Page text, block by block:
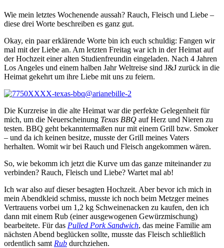
Wie mein letztes Wochenende aussah? Rauch, Fleisch und Liebe –
diese drei Worte beschreiben es ganz gut.
Okay, ein paar erklärende Worte bin ich euch schuldig: Fangen wir
mal mit der Liebe an. Am letzten Freitag war ich in der Heimat auf
der Hochzeit einer alten Studienfreundin eingeladen. Nach 4 Jahren
Los Angeles und einem halben Jahr Weltreise sind J&J zurück in die
Heimat gekehrt um ihre Liebe mit uns zu feiern.
Die Kurzreise in die alte Heimat war die perfekte Gelegenheit für
mich, um die Neuerscheinung Texas BBQ auf Herz und Nieren zu
testen. BBQ geht bekanntermaßen nur mit einem Grill bzw. Smoker
– und da ich keinen besitze, musste der Grill meines Vaters
herhalten. Womit wir bei Rauch und Fleisch angekommen wären.
So, wie bekomm ich jetzt die Kurve um das ganze miteinander zu
verbinden? Rauch, Fleisch und Liebe? Wartet mal ab!
Ich war also auf dieser besagten Hochzeit. Aber bevor ich mich in
mein Abendkleid schmiss, musste ich noch beim Metzger meines
Vertrauens vorbei um 1,2 kg Schweinenacken zu kaufen, den ich
dann mit einem Rub (einer ausgewogenen Gewürzmischung)
bearbeitete. Für das Pulled Pork Sandwich, das meine Familie am
nächsten Abend beglücken sollte, musste das Fleisch schließlich
ordentlich samt Rub durchziehen.